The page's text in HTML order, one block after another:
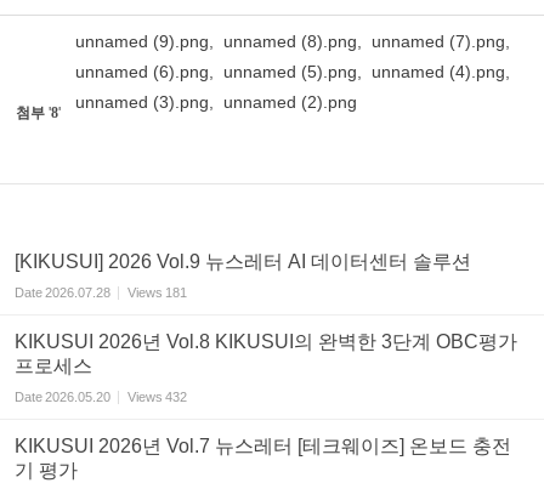
첨부 '8'
unnamed (9).png, unnamed (8).png, unnamed (7).png,
unnamed (6).png, unnamed (5).png, unnamed (4).png,
unnamed (3).png, unnamed (2).png
[KIKUSUI] 2026 Vol.9 뉴스레터 AI 데이터센터 솔루션
Date2026.07.28 Views 181
KIKUSUI 2026년 Vol.8 KIKUSUI의 완벽한 3단계 OBC평가
프로세스
Date2026.05.20 Views 432
KIKUSUI 2026년 Vol.7 뉴스레터 [테크웨이즈] 온보드 충전
기 평가